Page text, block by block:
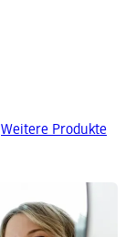
Weitere Produkte